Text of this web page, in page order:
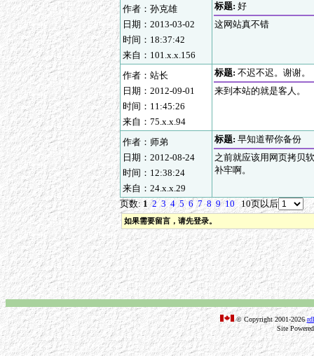
作者：孙克雄
日期：2013-03-02
时间：18:37:42
来自：101.x.x.156
标题: 好
这网站真不错
作者：站长
日期：2012-09-01
时间：11:45:26
来自：75.x.x.94
标题: 不迟不迟。谢谢。
来到本站的就是客人。
作者：师弟
日期：2012-08-24
时间：12:38:24
来自：24.x.x.29
标题: 早知道帮你备份
之前就应该用网页拷贝
补牢啊。
页数:1 2 3 4 5 6 7 8 9 1010页以后
如果需要留言，请先登录。
© Copyright 2001-2026
Site